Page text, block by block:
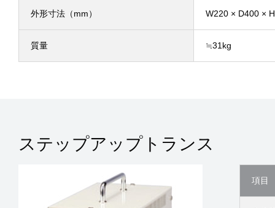
外形寸法（mm） W220 × D400 ×
質量 ≒31kg
ステップアップトランス
項目